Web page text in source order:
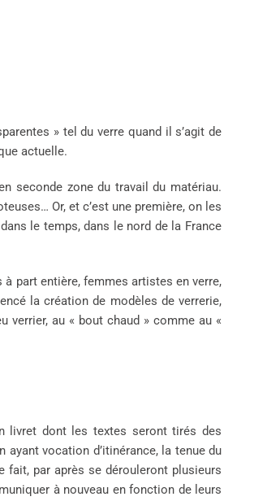
» tel du verre quand il s’agit de
actuelle.
seconde zone du travail du matériau.
Or, et c’est une première, on les
le temps, dans le nord de la France
part entière, femmes artistes en verre,
la création de modèles de verrerie,
verrier, au « bout chaud » comme au «
livret dont les textes seront tirés des
ayant vocation d’itinérance, la tenue du
fait, par après se dérouleront plusieurs
à nouveau en fonction de leurs